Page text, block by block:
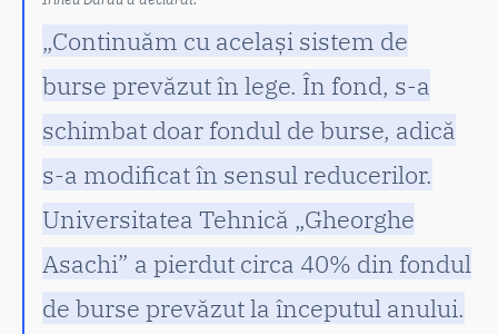
„Continuăm cu același sistem de
burse prevăzut în lege. În fond, s-a
schimbat doar fondul de burse, adică
s-a modificat în sensul reducerilor.
Universitatea Tehnică „Gheorghe
Asachi” a pierdut circa 40% din fondul
de burse prevăzut la începutul anului.